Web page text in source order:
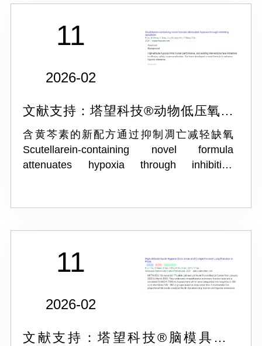
11
2026-02
文献支持：塔望科技®动物低压氧舱
ProOX-810L
含黄芩素的新配方通过抑制凋亡减轻缺氧
Scutellarein-containing novel formula
attenuates hypoxia through inhibiting
11
2026-02
文献支持：塔望科技®脑模具ST-